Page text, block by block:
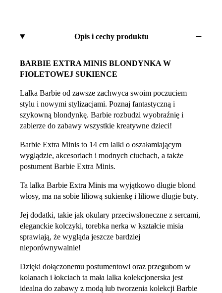
Opis i cechy produktu
BARBIE EXTRA MINIS BLONDYNKA W
FIOLETOWEJ SUKIENCE
Lalka Barbie od zawsze zachwyca swoim poczuciem
stylu i nowymi stylizacjami. Poznaj fantastyczną i
szykowną blondynkę. Barbie rozbudzi wyobraźnię i
zabierze do zabawy wszystkie kreatywne dzieci!
Barbie Extra Minis to 14 cm lalki o oszałamiającym
wyglądzie, akcesoriach i modnych ciuchach, a także
postument Barbie Extra Minis.
Ta lalka Barbie Extra Minis ma wyjątkowo długie blond
włosy, ma na sobie liliową sukienkę i liliowe długie buty.
Jej dodatki, takie jak okulary przeciwsłoneczne z sercami,
eleganckie kolczyki, torebka nerka w kształcie misia
sprawiają, że wygląda jeszcze bardziej
nieporównywalnie!
Dzięki dołączonemu postumentowi oraz przegubom w
kolanach i łokciach ta mała lalka kolekcjonerska jest
idealna do zabawy z modą lub tworzenia kolekcji Barbie